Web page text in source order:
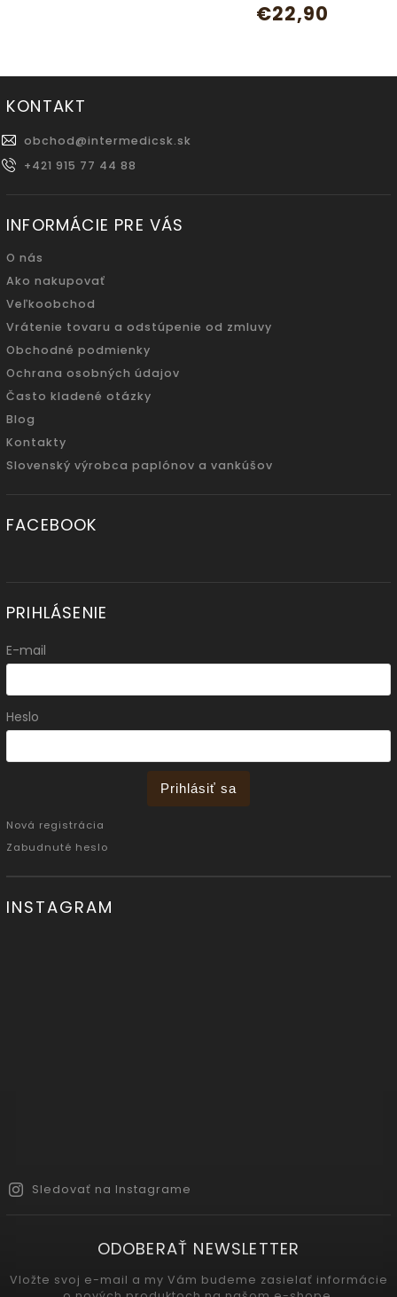
€22,90
KONTAKT
obchod@intermedicsk.sk
+421 915 77 44 88
INFORMÁCIE PRE VÁS
O nás
Ako nakupovať
Veľkoobchod
Vrátenie tovaru a odstúpenie od zmluvy
Obchodné podmienky
Ochrana osobných údajov
Často kladené otázky
Blog
Kontakty
Slovenský výrobca paplónov a vankúšov
FACEBOOK
PRIHLÁSENIE
E-mail
Heslo
Prihlásiť sa
Nová registrácia
Zabudnuté heslo
INSTAGRAM
Sledovať na Instagrame
ODOBERAŤ NEWSLETTER
Vložte svoj e-mail a my Vám budeme zasielať informácie